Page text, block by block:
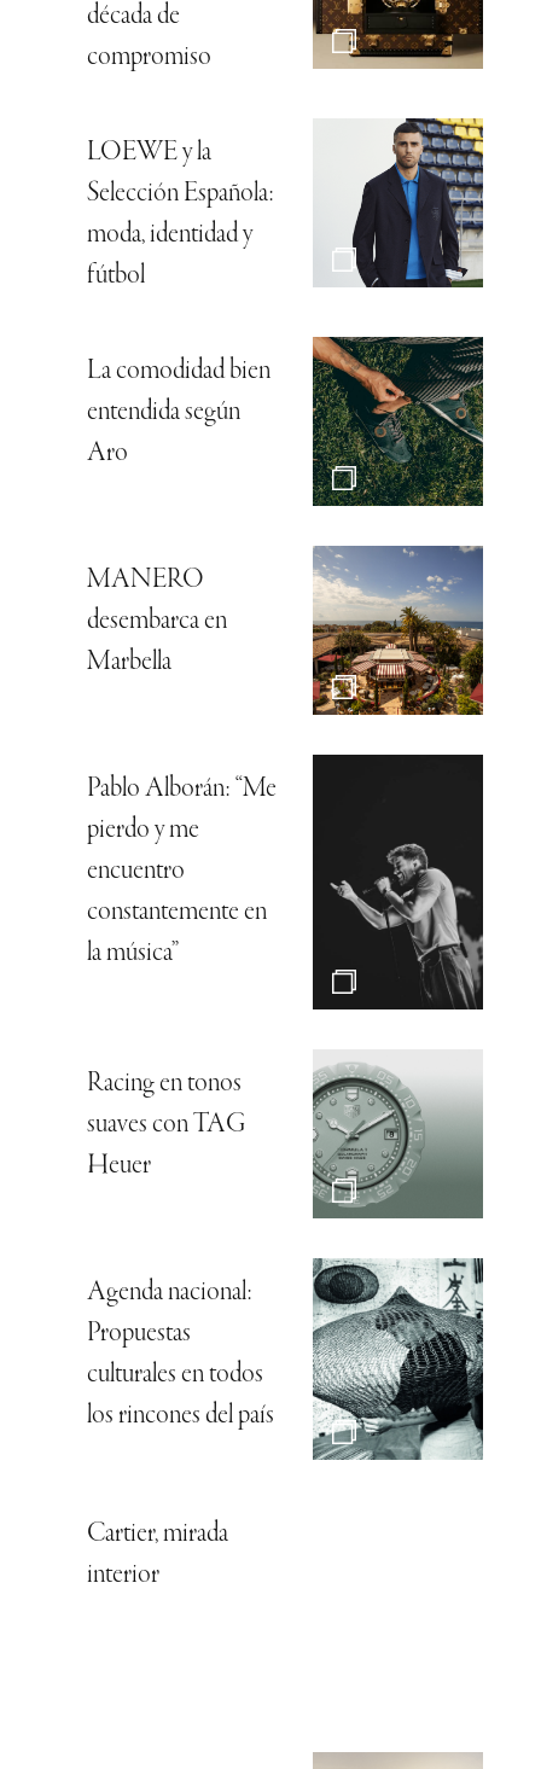
década de
compromiso
LOEWE y la
Selección Española:
moda, identidad y
fútbol
La comodidad bien
entendida según
Aro
MANERO
desembarca en
Marbella
Pablo Alborán: “Me
pierdo y me
encuentro
constantemente en
la música”
Racing en tonos
suaves con TAG
Heuer
Agenda nacional:
Propuestas
culturales en todos
los rincones del país
Cartier, mirada
interior